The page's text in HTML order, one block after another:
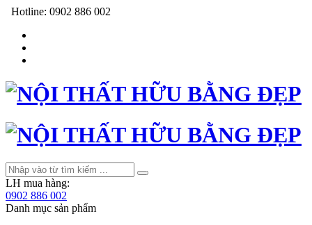
Hotline: 0902 886 002
LH mua hàng:
0902 886 002
Danh mục sản phẩm